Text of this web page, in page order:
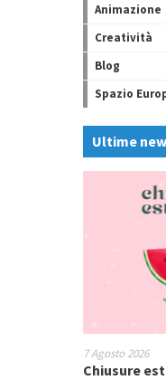
Animazione
Creatività
Blog
Spazio
Ultime
7 Agosto 2026
Chiusure